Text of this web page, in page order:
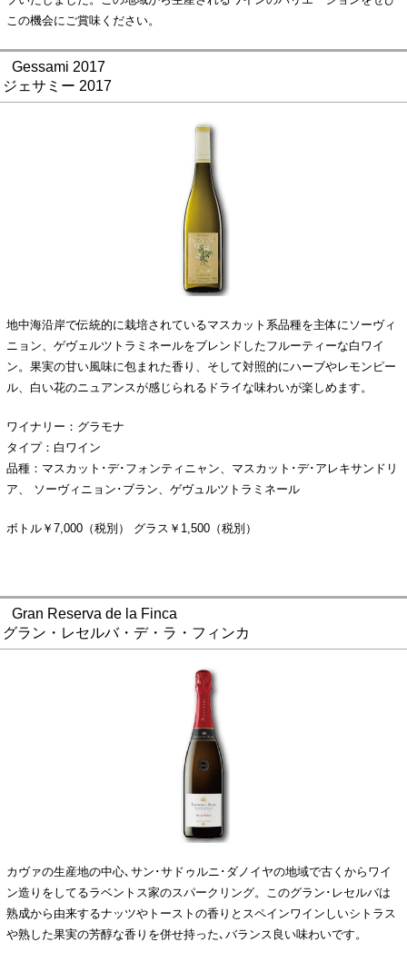
この機会にご賞味ください。
Gessami 2017
ジェサミー 2017
地中海沿岸で伝統的に栽培されているマスカット系品種を主体にソーヴィ
ニョン、ゲヴェルツトラミネールをブレンドしたフルーティーな白ワイ
ン。果実の甘い風味に包まれた香り、そして対照的にハーブやレモンピー
ル、白い花のニュアンスが感じられるドライな味わいが楽しめます。
ワイナリー：グラモナ
タイプ：白ワイン
品種：マスカット･デ･フォンティニャン、マスカット･デ･アレキサンドリ
ア、 ソーヴィニョン･ブラン、ゲヴュルツトラミネール
ボトル￥7,000（税別） グラス￥1,500（税別）
Gran Reserva de la Finca
グラン・レセルバ・デ・ラ・フィンカ
カヴァの生産地の中心､サン･サドゥルニ･ダノイヤの地域で古くからワイ
ン造りをしてるラベントス家のスパークリング。このグラン･レセルバは
熟成から由来するナッツやトーストの香りとスペインワインしいシトラス
や熟した果実の芳醇な香りを併せ持った､バランス良い味わいです。